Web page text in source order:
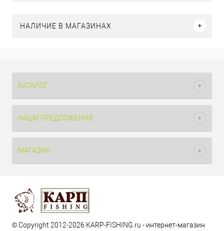
НАЛИЧИЕ В МАГАЗИНАХ
КАТАЛОГ
НАШИ ПРЕДЛОЖЕНИЯ
МАГАЗИН
© Copyright 2012-2026 KARP-FISHING.ru - интернет-магазин